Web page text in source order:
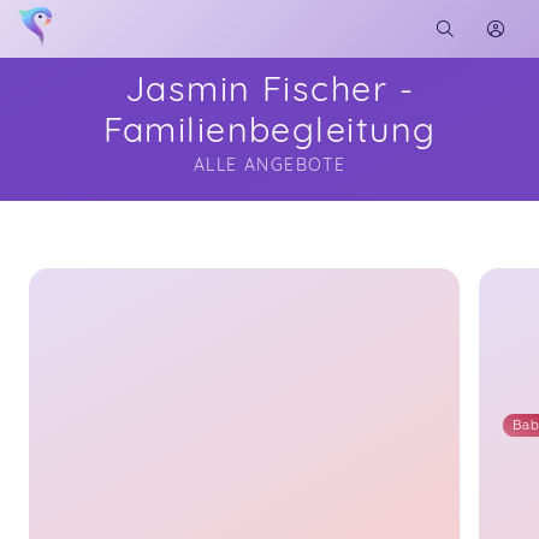
Jasmin Fischer -
Familienbegleitung
ALLE ANGEBOTE